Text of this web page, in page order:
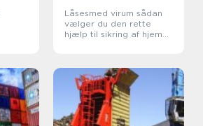
Låsesmed virum sådan
vælger du den rette
hjælp til sikring af hjem